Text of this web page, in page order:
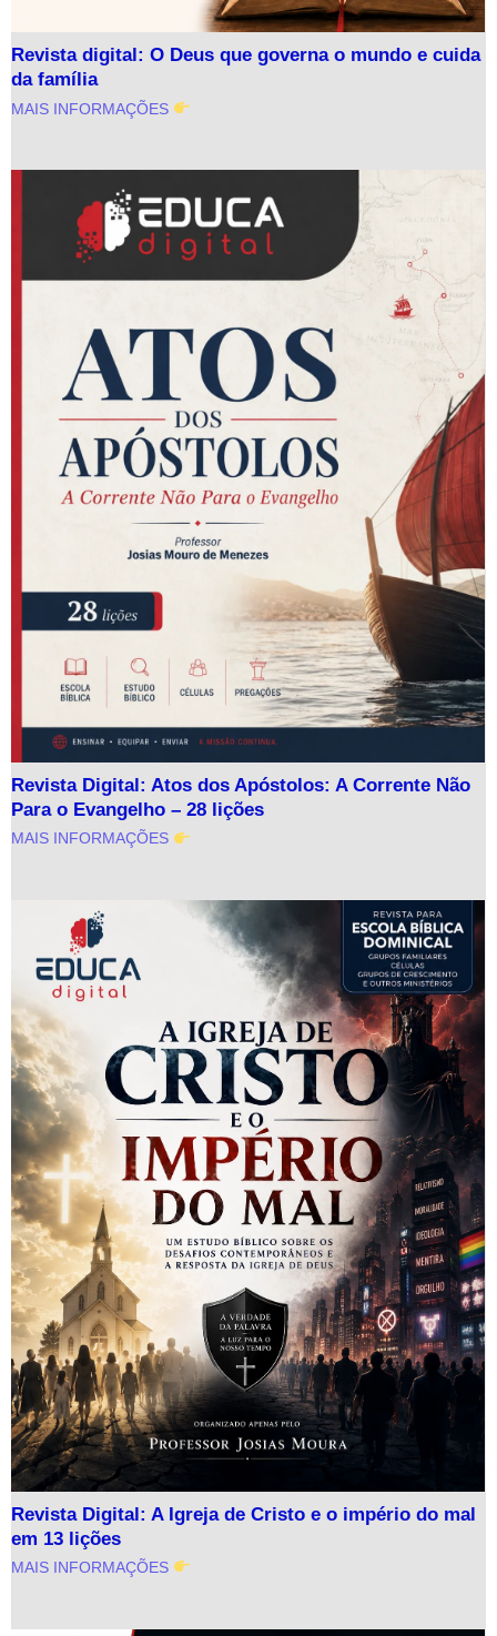
Revista digital: O Deus que governa o mundo e cuida
da família
MAIS INFORMAÇÕES
Revista Digital: Atos dos Apóstolos: A Corrente Não
Para o Evangelho – 28 lições
MAIS INFORMAÇÕES
Revista Digital: A Igreja de Cristo e o império do mal
em 13 lições
MAIS INFORMAÇÕES